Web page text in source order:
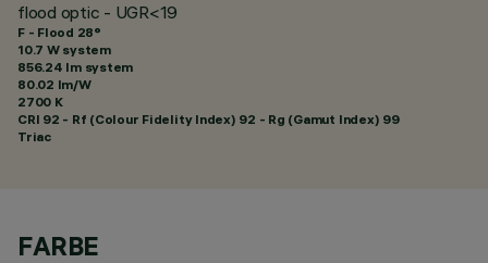
flood optic - UGR<19
F - Flood 28°
10.7 W system
856.24 lm system
80.02 lm/W
2700 K
CRI 92 - Rf (Colour Fidelity Index) 92 - Rg (Gamut Index) 99
Triac
FARBE